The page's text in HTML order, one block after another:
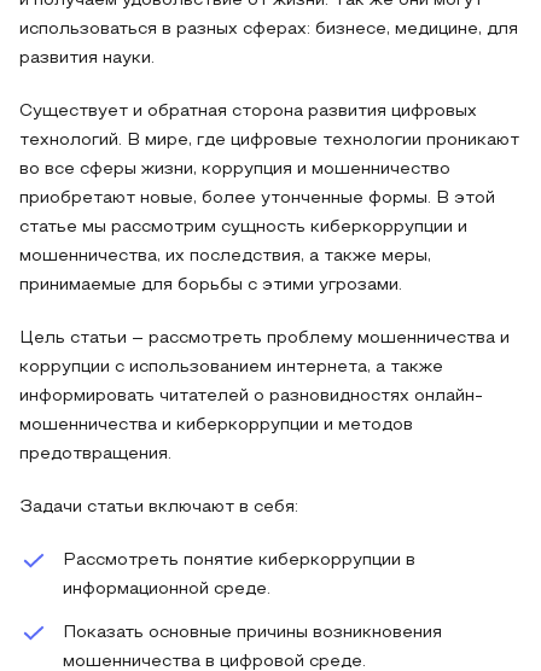
использоваться в разных сферах: бизнесе, медицине, для
развития науки.
Существует и обратная сторона развития цифровых
технологий. В мире, где цифровые технологии проникают
во все сферы жизни, коррупция и мошенничество
приобретают новые, более утонченные формы. В этой
статье мы рассмотрим сущность киберкоррупции и
мошенничества, их последствия, а также меры,
принимаемые для борьбы с этими угрозами.
Цель статьи – рассмотреть проблему мошенничества и
коррупции с использованием интернета, а также
информировать читателей о разновидностях онлайн-
мошенничества и киберкоррупции и методов
предотвращения.
Задачи статьи включают в себя:
Рассмотреть понятие киберкоррупции в
информационной среде.
Показать основные причины возникновения
мошенничества в цифровой среде.